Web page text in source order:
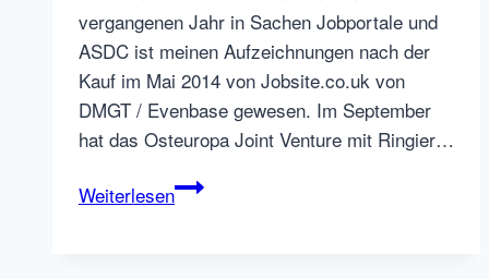
vergangenen Jahr in Sachen Jobportale und
ASDC ist meinen Aufzeichnungen nach der
Kauf im Mai 2014 von Jobsite.co.uk von
DMGT / Evenbase gewesen. Im September
hat das Osteuropa Joint Venture mit Ringier…
WeiterlesenStepStone